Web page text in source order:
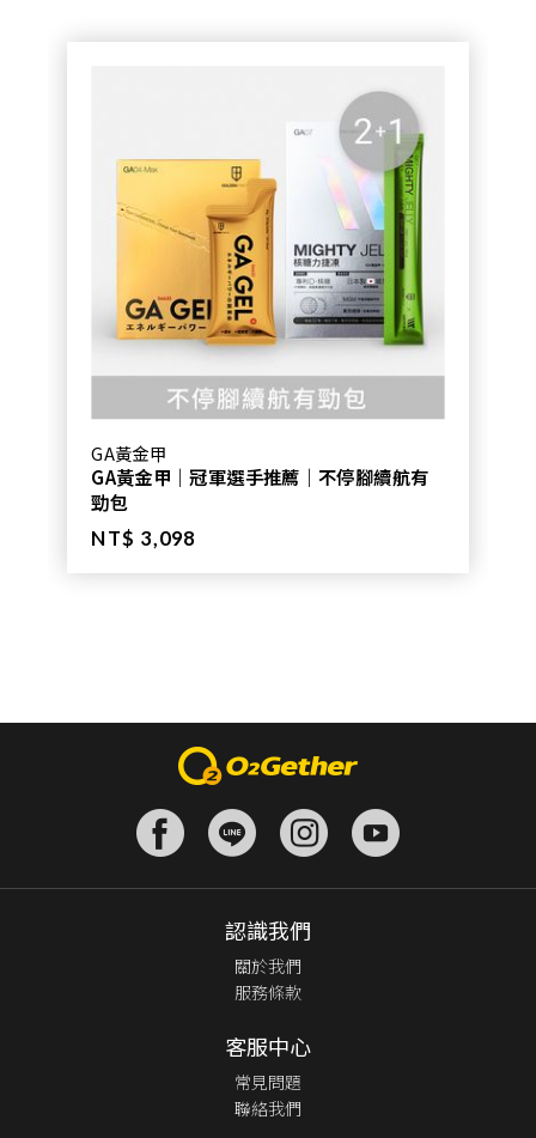
GA黃金甲
GA黃金甲｜冠軍選手推薦｜不停腳續航有
勁包
NT$ 3,098
認識我們
關於我們
服務條款
客服中心
常見問題
聯絡我們